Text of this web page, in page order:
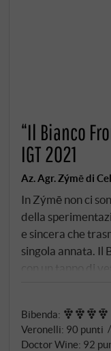
“Il Bianco
IGT 2021
Az. Agr. Zýmē di
In Zýmē non ci
della
e sincera che
singola annata. Il
con un tappo di
una lucentezza
è la Rondinella
caso nei vigneti di
Bibenda:
Veronelli: 90 punti
Doctor Wine: 92